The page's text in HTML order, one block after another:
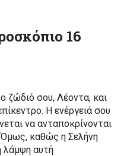
16
ζώδιό σου, Λέοντα, και
Η ενέργειά σου
να ανταποκρίνονται
καθώς η Σελήνη
αυτή